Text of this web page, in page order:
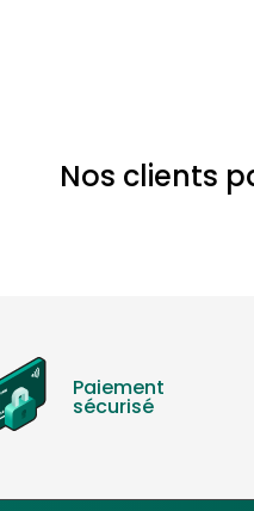
Nos clients
Paiement
sécurisé